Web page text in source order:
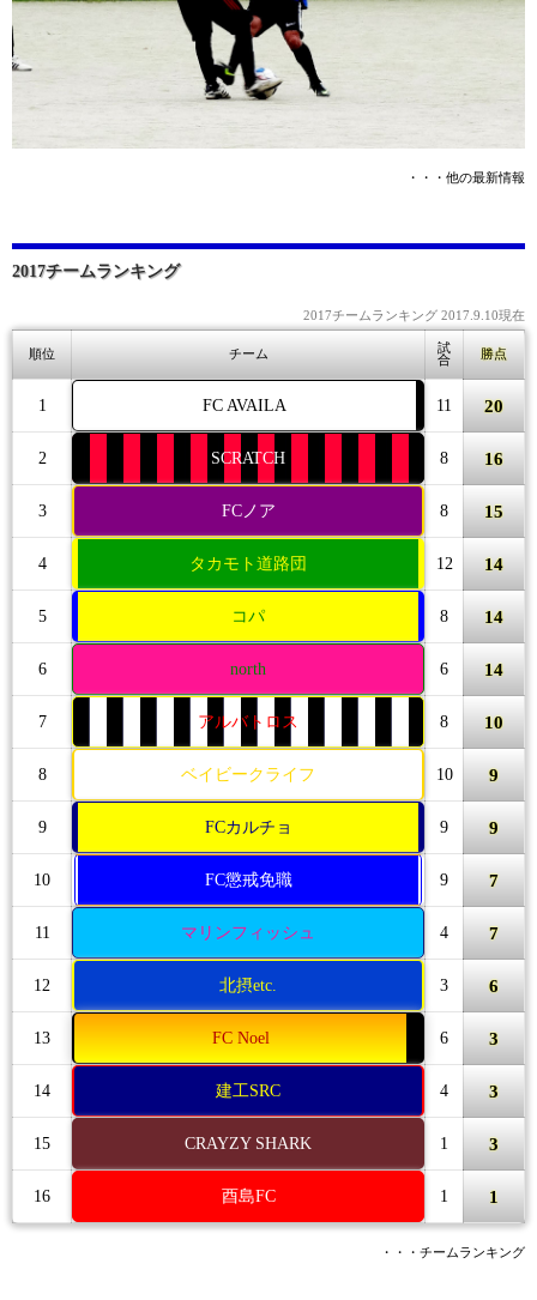
・・・他の最新情報
2017チームランキング
2017チームランキング 2017.9.10現在
順位 チーム
試
合
勝点
1 FC AVAILA 11 20
2 SCRATCH 8 16
3 FCノア 8 15
4 タカモト道路団 12 14
5 コパ 8 14
6 north 6 14
7 アルバトロス 8 10
8 ベイビークライフ 10 9
9 FCカルチョ 9 9
10 FC懲戒免職 9 7
11 マリンフィッシュ 4 7
12 北摂etc. 3 6
13 FC Noel 6 3
14 建工SRC 4 3
15 CRAYZY SHARK 1 3
16 酉島FC 1 1
・・・チームランキング